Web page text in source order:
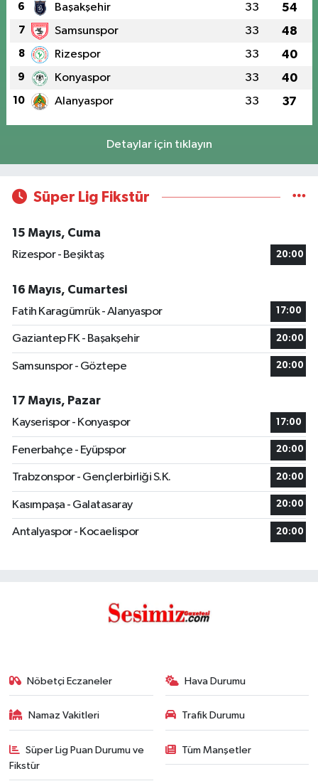
6 Başakşehir 33 54
7 Samsunspor 33 48
8 Rizespor 33 40
9 Konyaspor 33 40
10 Alanyaspor 33 37
Detaylar için tıklayın
Süper Lig Fikstür
15 Mayıs, Cuma
Rizespor - Beşiktaş
20:00
16 Mayıs, Cumartesi
Fatih Karagümrük - Alanyaspor
17:00
Gaziantep FK - Başakşehir 20:00
Samsunspor - Göztepe 20:00
17 Mayıs, Pazar
Kayserispor - Konyaspor
17:00
Fenerbahçe - Eyüpspor 20:00
Trabzonspor - Gençlerbirliği S.K. 20:00
Kasımpaşa - Galatasaray 20:00
Antalyaspor - Kocaelispor 20:00
Nöbetçi Eczaneler Hava Durumu
Namaz Vakitleri Trafik Durumu
Süper Lig Puan Durumu ve
Fikstür
Tüm Manşetler